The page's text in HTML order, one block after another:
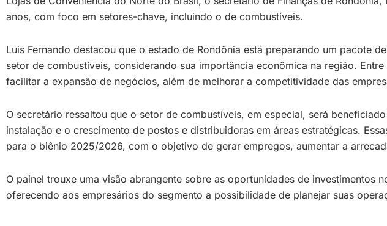
anos, com foco em setores-chave, incluindo o de combustíveis.
Luis Fernando destacou que o estado de Rondônia está preparando um pacote
setor de combustíveis, considerando sua importância econômica na região.
facilitar a expansão de negócios, além de melhorar a competitividade das
O secretário ressaltou que o setor de combustíveis, em especial, será
instalação e o crescimento de postos e distribuidoras em áreas estratégicas.
para o biênio 2025/2026, com o objetivo de gerar empregos, aumentar a
O painel trouxe uma visão abrangente sobre as oportunidades de
oferecendo aos empresários do segmento a possibilidade de planejar suas